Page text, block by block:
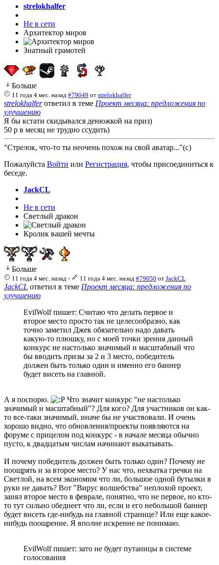
strelokhalfer
Не в сети
Архитектор миров
Знатный грамотей
Больше
11 года 4 мес. назад #79049 отstrelokhalfer
strelokhalferответил в теме Проект месяца: предложения по
улучшению
Я бы кстати скидывался денюжкой на приз)
50 р в месяц не трудно ссудить)
"Стрелок, что-то ты неочень похож на свой аватар..."(с)
Пожалуйста Войти или Регистрация, чтобы присоединиться к
беседе.
JackCL
Не в сети
Светлый дракон
Кролик вашей мечты
Больше
11 года 4 мес. назад - 11 года 4 мес. назад #79050 от JackCL
JackCL ответил в теме Проект месяца: предложения по
улучшению
EvilWolf пишет: Считаю что делать первое и
второе место просто так не целесообразно, как
точно заметил Джек обязательно надо давать
какую-то плюшку, но с моей точки зрения данный
конкурс не настолько значимый и масштабный что
бы вводить призы за 2 и 3 место, победитель
должен быть только один и именно его баннер
будет висеть на главной.
А я поспорю.
Что значит конкурс "не настолько
значимый и масштабный"? Для кого? Для участников он как-
то все-таки значимый, иначе бы не участвовали. И очень
хорошо видно, что обновления/проекты появляются на
форуме с прицелом под конкурс - в начале месяца обычно
пусто, к двадцатым числам начинают выкатывать.
И почему победитель должен быть только один? Почему не
поощрять и за второе место? У нас что, нехватка гречки на
Светлой, на всем экономим что ли, большое одной бутылки в
руки не давать? Вот "Вирус волшебства" неплохой проект,
занял второе место в феврале, понятно, что не первое, но кто-
то тут сильно обеднеет что ли, если и его небольшой баннер
будет висеть где-нибудь на главной странице? Или еще какое-
нибудь поощрение. Я вполне искренне не понимаю.
EvilWolf пишет: зато не будет путаницы в системе
голосования